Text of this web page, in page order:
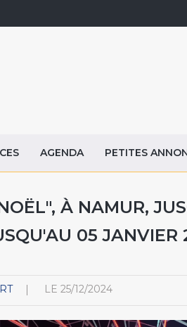
AGENDA PETITES
À NAMUR,
05 JANVIER
LE 25/12/2024